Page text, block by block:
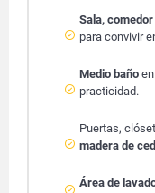
Sala,
para convivir
Medio baño
practicidad.
Puertas,
madera de
Área de